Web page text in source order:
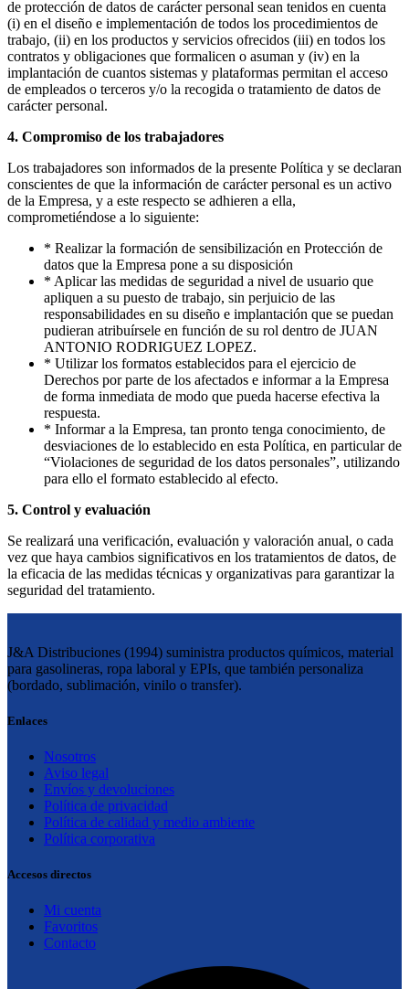
de protección de datos de carácter personal sean tenidos en cuenta
(i) en el diseño e implementación de todos los procedimientos de
trabajo, (ii) en los productos y servicios ofrecidos (iii) en todos los
contratos y obligaciones que formalicen o asuman y (iv) en la
implantación de cuantos sistemas y plataformas permitan el acceso
de empleados o terceros y/o la recogida o tratamiento de datos de
carácter personal.
4. Compromiso de los trabajadores
Los trabajadores son informados de la presente Política y se declaran
conscientes de que la información de carácter personal es un activo
de la Empresa, y a este respecto se adhieren a ella,
comprometiéndose a lo siguiente:
* Realizar la formación de sensibilización en Protección de
datos que la Empresa pone a su disposición
* Aplicar las medidas de seguridad a nivel de usuario que
apliquen a su puesto de trabajo, sin perjuicio de las
responsabilidades en su diseño e implantación que se puedan
pudieran atribuírsele en función de su rol dentro de JUAN
ANTONIO RODRIGUEZ LOPEZ.
* Utilizar los formatos establecidos para el ejercicio de
Derechos por parte de los afectados e informar a la Empresa
de forma inmediata de modo que pueda hacerse efectiva la
respuesta.
* Informar a la Empresa, tan pronto tenga conocimiento, de
desviaciones de lo establecido en esta Política, en particular de
“Violaciones de seguridad de los datos personales”, utilizando
para ello el formato establecido al efecto.
5. Control y evaluación
Se realizará una verificación, evaluación y valoración anual, o cada
vez que haya cambios significativos en los tratamientos de datos, de
la eficacia de las medidas técnicas y organizativas para garantizar la
seguridad del tratamiento.
J&A Distribuciones (1994) suministra productos químicos, material
para gasolineras, ropa laboral y EPIs, que también personaliza
(bordado, sublimación, vinilo o transfer).
Enlaces
Nosotros
Aviso legal
Envíos y devoluciones
Política de privacidad
Política de calidad y medio ambiente
Política corporativa
Accesos directos
Mi cuenta
Favoritos
Contacto